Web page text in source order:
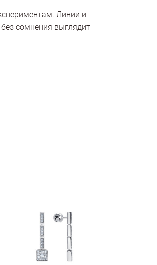
Линии и
сомнения выглядит